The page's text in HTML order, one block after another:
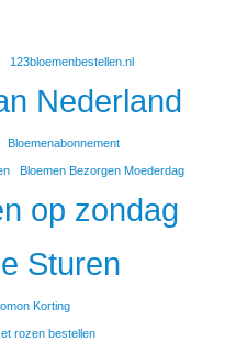
123bloemenbestellen.nl
Nederland
Bloemenabonnement
Bloemen Bezorgen Moederdag
op zondag
Sturen
Korting
rozen bestellen